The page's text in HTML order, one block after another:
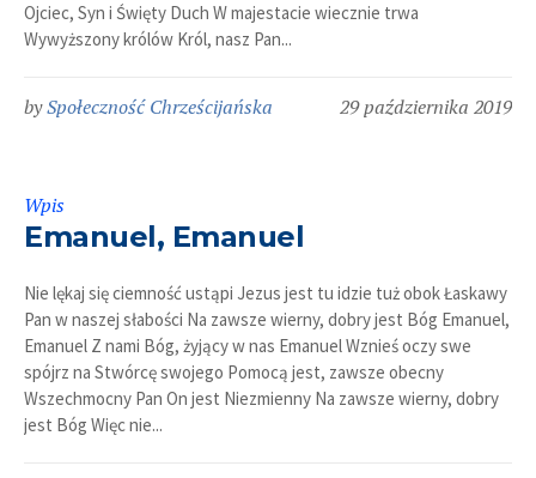
Ojciec, Syn i Święty Duch W majestacie wiecznie trwa
Wywyższony królów Król, nasz Pan...
29 października 2019
bySpołeczność Chrześcijańska
Wpis
Emanuel, Emanuel
Nie lękaj się ciemność ustąpi Jezus jest tu idzie tuż obok Łaskawy
Pan w naszej słabości Na zawsze wierny, dobry jest Bóg Emanuel,
Emanuel Z nami Bóg, żyjący w nas Emanuel Wznieś oczy swe
spójrz na Stwórcę swojego Pomocą jest, zawsze obecny
Wszechmocny Pan On jest Niezmienny Na zawsze wierny, dobry
jest Bóg Więc nie...